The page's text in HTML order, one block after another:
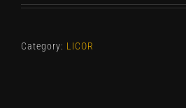
Category: LICOR